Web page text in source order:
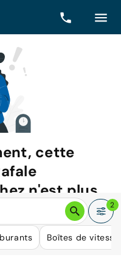
cette
n'est plus
qui pourraient répondre
2
Boîtes de vitesse